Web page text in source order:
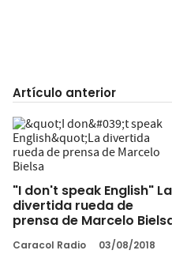
Artículo anterior
"I don't speak English" La
divertida rueda de
prensa de Marcelo
Caracol Radio 03/08/2018